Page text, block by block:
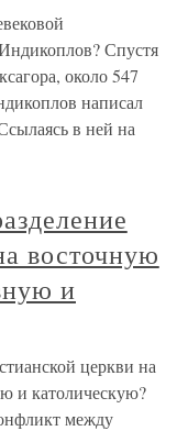
Спустя
около 547
написал
в ней на
восточную
и
церкви на
и католическую?
между